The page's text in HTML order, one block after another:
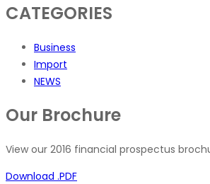
CATEGORIES
Business
Import
NEWS
Our Brochure
View our 2016 financial prospectus
Download .PDF